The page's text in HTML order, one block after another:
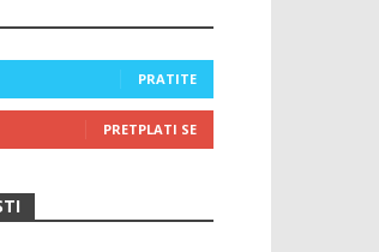
PRATITE
PRETPLATI SE